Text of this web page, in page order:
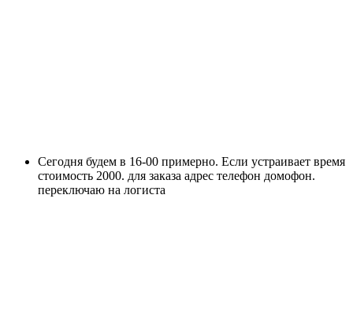
Сегодня будем в 16-00 примерно. Если устраивает время
стоимость 2000. для заказа адрес телефон домофон.
переключаю на логиста